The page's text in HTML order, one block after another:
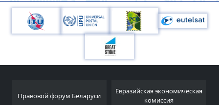
Правовой форум Беларуси
Евразийская экономическая
комиссия